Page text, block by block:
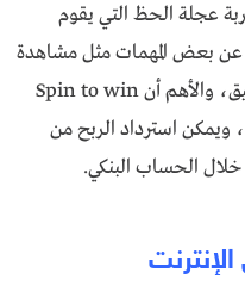
تجربة عجلة الحظ التي يقوم
عن بعض المهمات مثل مشاهدة
ويمكن استرداد الربح من